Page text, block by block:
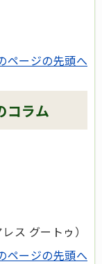
ページの先頭へ
コラム
ス グートゥ）
ページの先頭へ